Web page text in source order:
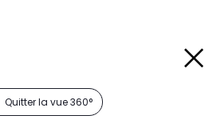
Quitter la vue 360°